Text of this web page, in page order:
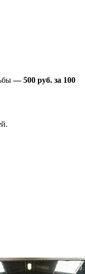
— 500 руб. за 100